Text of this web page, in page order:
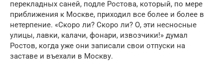
перекладных саней, подле Ростова, который, по мере
приближения к Москве, приходил все более и более в
нетерпение. «Скоро ли? Скоро ли? О, эти несносные
улицы, лавки, калачи, фонари, извозчики!» думал
Ростов, когда уже они записали свои отпуски на
заставе и въехали в Москву.